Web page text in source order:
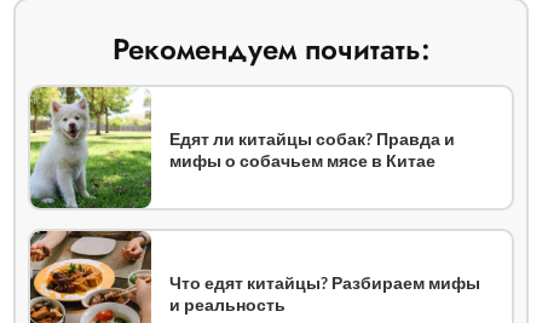
Рекомендуем почитать:
Едят ли китайцы собак? Правда и
мифы о собачьем мясе в Китае
Что едят китайцы? Разбираем мифы
и реальность